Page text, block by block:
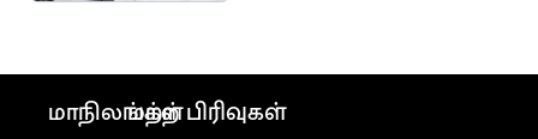
மாநிலங்கள்மற்ற பிரிவுகள்